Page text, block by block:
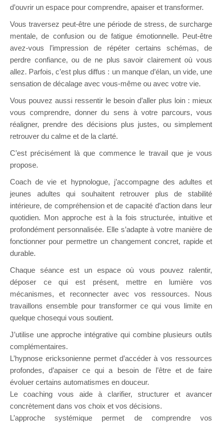
d’ouvrir un espace pour comprendre, apaiser et transformer.
Vous traversez peut-être une période de stress, de surcharge
mentale, de confusion ou de fatigue émotionnelle. Peut-être
avez-vous l’impression de répéter certains schémas, de
perdre confiance, ou de ne plus savoir clairement où vous
allez. Parfois, c’est plus diffus : un manque d’élan, un vide, une
sensation de décalage avec vous-même ou avec votre vie.
Vous pouvez aussi ressentir le besoin d’aller plus loin : mieux
vous comprendre, donner du sens à votre parcours, vous
réaligner, prendre des décisions plus justes, ou simplement
retrouver du calme et de la clarté.
C’est précisément là que commence le travail que je vous
propose.
Coach de vie et hypnologue, j’accompagne des adultes et
jeunes adultes qui souhaitent retrouver plus de stabilité
intérieure, de compréhension et de capacité d’action dans leur
quotidien. Mon approche est à la fois structurée, intuitive et
profondément personnalisée. Elle s’adapte à votre manière de
fonctionner pour permettre un changement concret, rapide et
durable.
Chaque séance est un espace où vous pouvez ralentir,
déposer ce qui est présent, mettre en lumière vos
mécanismes, et reconnecter avec vos ressources. Nous
travaillons ensemble pour transformer ce qui vous limite en
quelque chosequi vous soutient.
J’utilise une approche intégrative qui combine plusieurs outils
complémentaires.
L’hypnose ericksonienne permet d’accéder à vos ressources
profondes, d’apaiser ce qui a besoin de l’être et de faire
évoluer certains automatismes en douceur.
Le coaching vous aide à clarifier, structurer et avancer
concrètement dans vos choix et vos décisions.
L’approche systémique permet de comprendre vos